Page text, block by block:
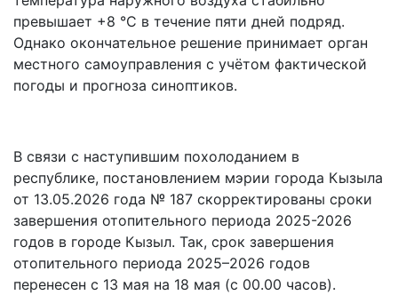
превышает +8 °C в течение пяти дней подряд.
Однако окончательное решение принимает орган
местного самоуправления с учётом фактической
погоды и прогноза синоптиков.
В связи с наступившим похолоданием в
республике, постановлением мэрии города Кызыла
от 13.05.2026 года № 187 скорректированы сроки
завершения отопительного периода 2025-2026
годов в городе Кызыл. Так, срок завершения
отопительного периода 2025–2026 годов
перенесен с 13 мая на 18 мая (с 00.00 часов).